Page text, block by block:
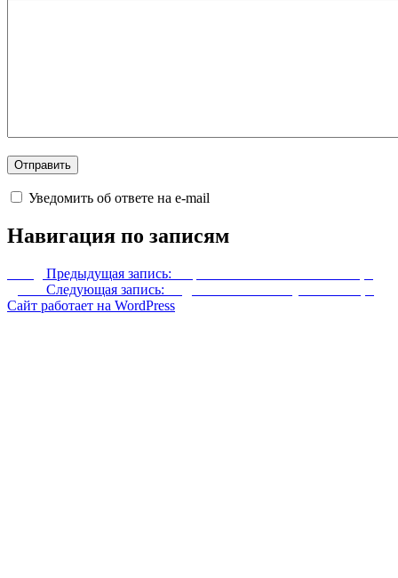
Уведомить об ответе на e-mail
Навигация по записям
Предыдущая запись:
Следующая запись:
Сайт работает на WordPress